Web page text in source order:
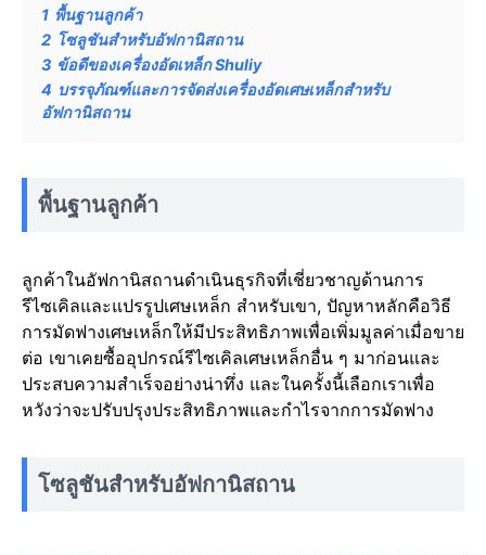
1 พื้นฐานลูกค้า
2 โซลูชันสำหรับอัฟกานิสถาน
3 ข้อดีของเครื่องอัดเหล็ก Shuliy
4 บรรจุภัณฑ์และการจัดส่งเครื่องอัดเศษเหล็กสำหรับ
อัฟกานิสถาน
พื้นฐานลูกค้า
ลูกค้าในอัฟกานิสถานดำเนินธุรกิจที่เชี่ยวชาญด้านการ
รีไซเคิลและแปรรูปเศษเหล็ก สำหรับเขา, ปัญหาหลักคือวิธี
การมัดฟางเศษเหล็กให้มีประสิทธิภาพเพื่อเพิ่มมูลค่าเมื่อขาย
ต่อ เขาเคยซื้ออุปกรณ์รีไซเคิลเศษเหล็กอื่น ๆ มาก่อนและ
ประสบความสำเร็จอย่างน่าทึ่ง และในครั้งนี้เลือกเราเพื่อ
หวังว่าจะปรับปรุงประสิทธิภาพและกำไรจากการมัดฟาง
โซลูชันสำหรับอัฟกานิสถาน